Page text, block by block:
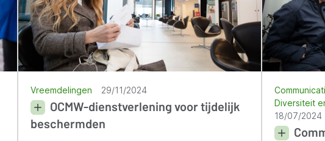
OCMW-dienstverlening voor tijdelijk
beschermden
Vreemdelingen 29/11/2024
Diversiteit
18/07/2024